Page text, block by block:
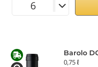
Barolo
0,75 ℓ